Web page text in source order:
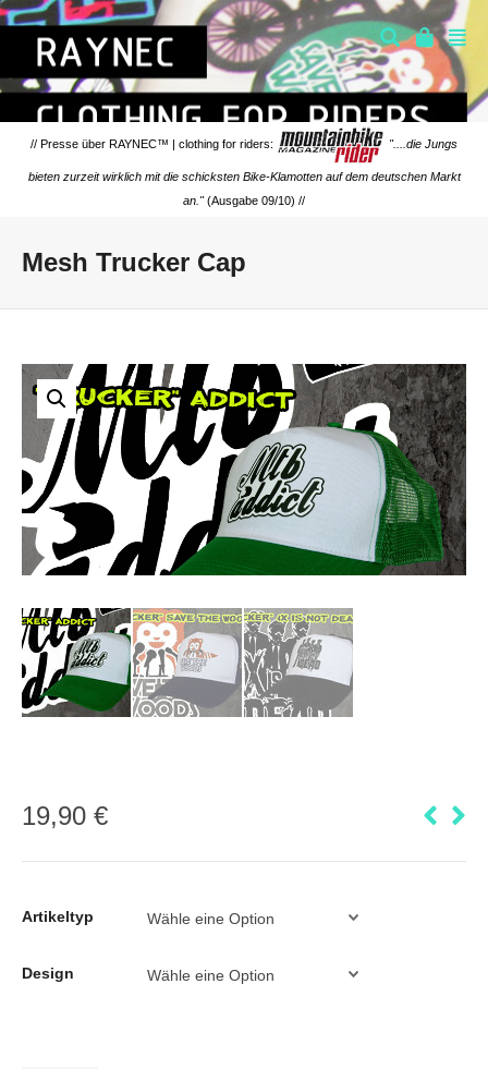
// Presse über RAYNEC™ | clothing for riders: "....die Jungs
bieten zurzeit wirklich mit die schicksten Bike-Klamotten auf dem deutschen Markt
an."(Ausgabe 09/10) //
Mesh Trucker Cap
19,90 €
Artikeltyp
Design